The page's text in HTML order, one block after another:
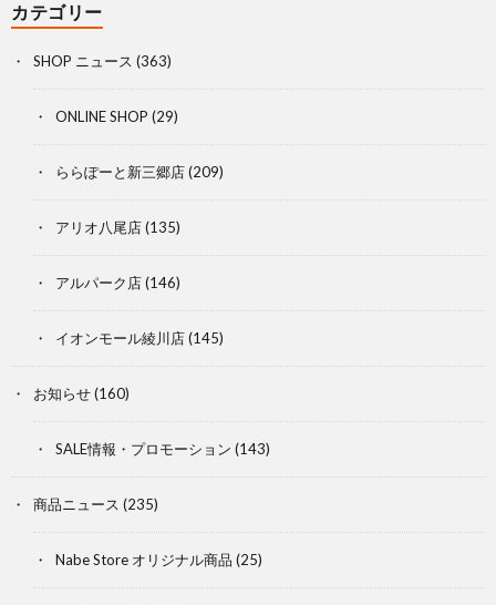
カテゴリー
SHOP ニュース (363)
ONLINE SHOP (29)
ららぽーと新三郷店(209)
アリオ八尾店(135)
アルパーク店(146)
イオンモール綾川店(145)
お知らせ(160)
SALE情報・プロモーション (143)
商品ニュース (235)
Nabe Store オリジナル商品 (25)